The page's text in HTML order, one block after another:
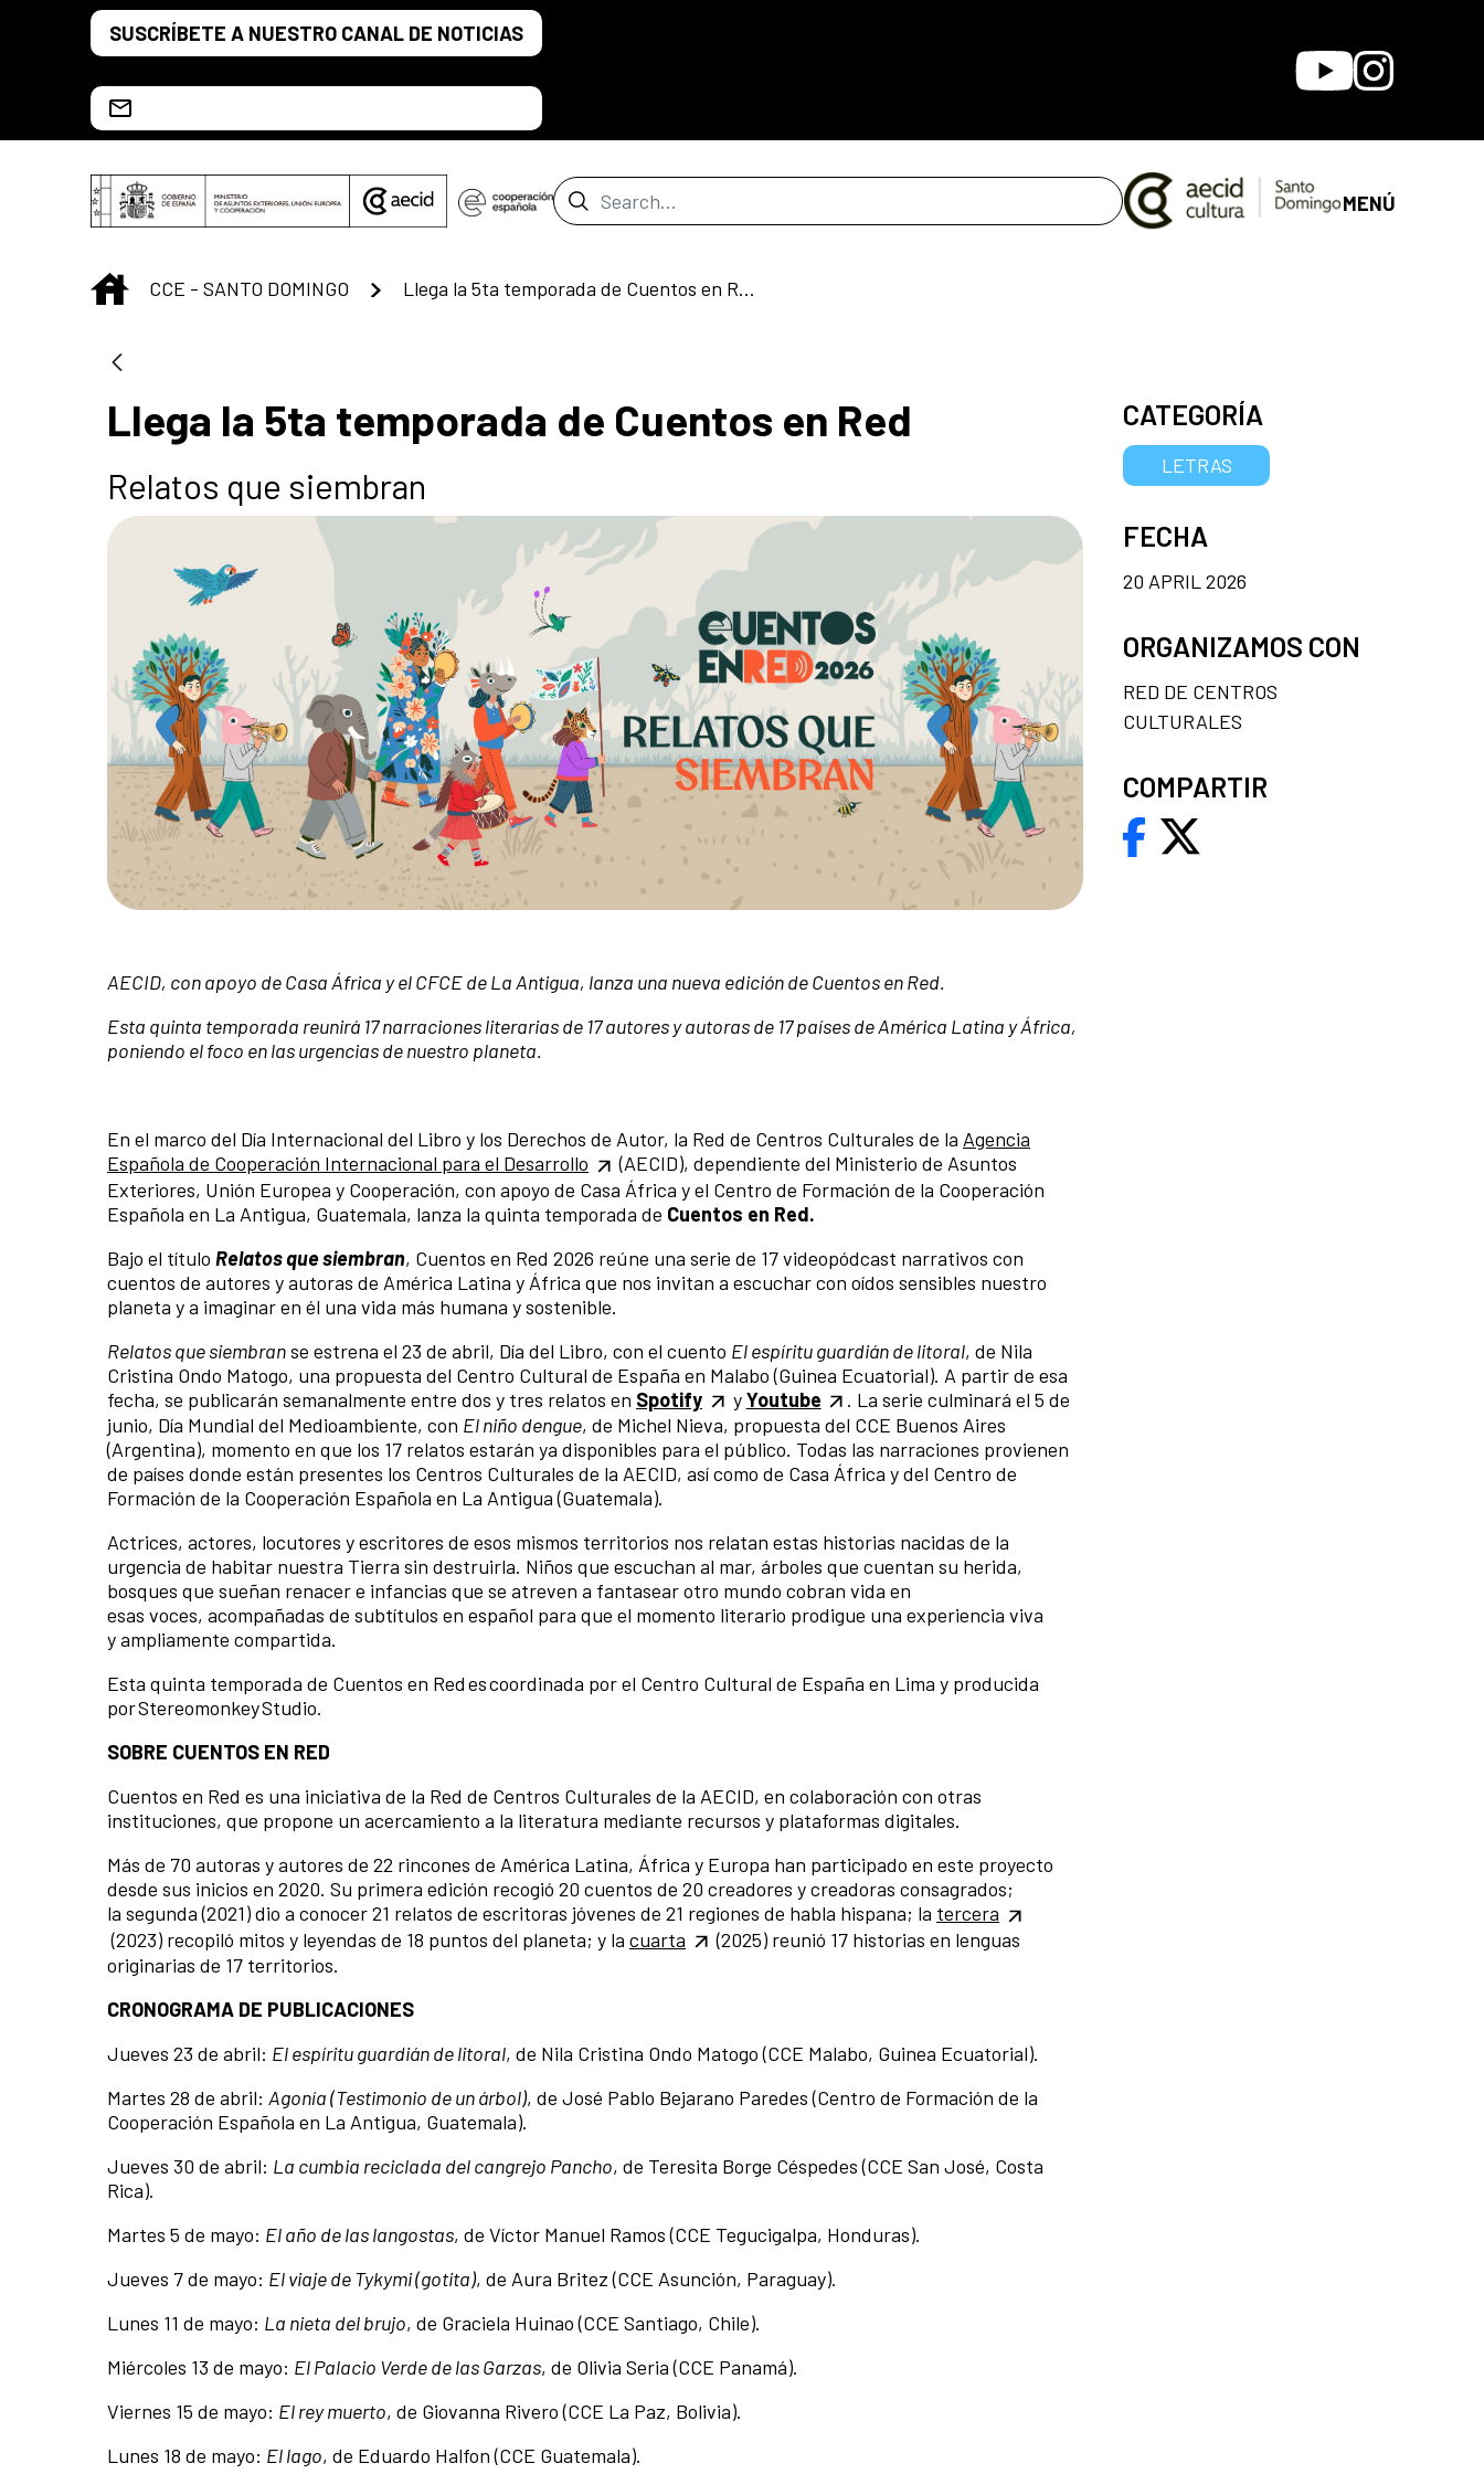
Skip to Main ContentSUSCRÍBETE A NUESTRO CANAL DE NOTICIAS
YoutubeInstagram
Search Bar MENÚ
INICIO
CCE - SANTO DOMINGO Llega la 5ta temporada de Cuentos en Red
Llega la 5ta temporada de Cuentos en Red
Relatos que siembran
AECID, con apoyo de Casa África y el CFCE de La Antigua, lanza una nueva edición de Cuentos en Red.
Esta quinta temporada reunirá 17 narraciones literarias de 17 autores y autoras de 17 países de América Latina y África,
poniendo el foco en las urgencias de nuestro planeta.
En el marco del Día Internacional del Libro y los Derechos de Autor, la Red de Centros Culturales de la Agencia
Española de Cooperación Internacional para el Desarrollo
(AECID), dependiente del Ministerio de Asuntos
Exteriores, Unión Europea y Cooperación, con apoyo de Casa África y el Centro de Formación de la Cooperación
Española en La Antigua, Guatemala, lanza la quinta temporada de Cuentos en Red.
Bajo el título Relatos que siembran, Cuentos en Red 2026 reúne una serie de 17 videopódcast narrativos con
cuentos de autores y autoras de América Latina y África que nos invitan a escuchar con oídos sensibles nuestro
planeta y a imaginar en él una vida más humana y sostenible.
Relatos que siembranse estrena el 23 de abril, Día del Libro, con el cuento El espíritu guardián de litoral, de Nila
Cristina Ondo Matogo, una propuesta del Centro Cultural de España en Malabo (Guinea Ecuatorial). A partir de esa
fecha, se publicarán semanalmente entre dos y tres relatos en Spotify yYoutube
. La serie culminará el 5 de
junio, Día Mundial del Medioambiente, con El niño dengue, de Michel Nieva, propuesta del CCE Buenos Aires
(Argentina), momento en que los 17 relatos estarán ya disponibles para el público. Todas las narraciones provienen
de países donde están presentes los Centros Culturales de la AECID, así como de Casa África y del Centro de
Formación de la Cooperación Española en La Antigua (Guatemala).
Actrices, actores, locutores y escritores de esos mismos territorios nos relatan estas historias nacidas de la
urgencia de habitar nuestra Tierra sin destruirla. Niños que escuchan al mar, árboles que cuentan su herida,
bosques que sueñan renacer e infancias que se atreven a fantasear otro mundo cobran vida en
esas voces, acompañadas de subtítulos en español para que el momento literario prodigue una experiencia viva
y ampliamente compartida.
Esta quinta temporada de Cuentos en Red es coordinada por el Centro Cultural de España en Lima y producida
por Stereomonkey Studio.
SOBRE CUENTOS EN RED
Cuentos en Red es una iniciativa de la Red de Centros Culturales de la AECID, en colaboración con otras
instituciones, que propone un acercamiento a la literatura mediante recursos y plataformas digitales.
Más de 70 autoras y autores de 22 rincones de América Latina, África y Europa han participado en este proyecto
desde sus inicios en 2020. Su primera edición recogió 20 cuentos de 20 creadores y creadoras consagrados;
la segunda (2021) dio a conocer 21 relatos de escritoras jóvenes de 21 regiones de habla hispana; la tercera
(2023) recopiló mitos y leyendas de 18 puntos del planeta; y la cuarta
(2025) reunió 17 historias en lenguas
originarias de 17 territorios.
CRONOGRAMA DE PUBLICACIONES
Jueves 23 de abril: El espíritu guardián de litoral, de Nila Cristina Ondo Matogo (CCE Malabo, Guinea Ecuatorial).
Martes 28 de abril: Agonía (Testimonio de un árbol), de José Pablo Bejarano Paredes (Centro de Formación de la
Cooperación Española en La Antigua, Guatemala).
Jueves 30 de abril: La cumbia reciclada del cangrejo Pancho, de Teresita Borge Céspedes (CCE San José, Costa
Rica).
Martes 5 de mayo: El año de las langostas, de Víctor Manuel Ramos (CCE Tegucigalpa, Honduras).
Jueves 7 de mayo: El viaje de Tykymi (gotita), de Aura Britez (CCE Asunción, Paraguay).
Lunes 11 de mayo: La nieta del brujo, de Graciela Huinao (CCE Santiago, Chile).
Miércoles 13 de mayo: El Palacio Verde de las Garzas, de Olivia Seria (CCE Panamá).
Viernes 15 de mayo: El rey muerto, de Giovanna Rivero (CCE La Paz, Bolivia).
Lunes 18 de mayo: El lago, de Eduardo Halfon (CCE Guatemala).
CATEGORÍA
LETRAS
FECHA
20 APRIL 2026
ORGANIZAMOS CON
RED DE CENTROS
CULTURALES
COMPARTIR